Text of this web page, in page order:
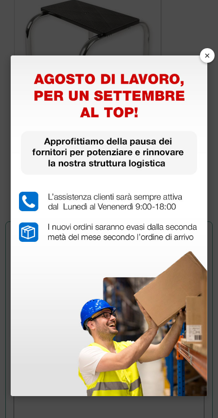
45,05 €
1 pz.
Hai ancora qualche dubbio? Vuoi ulteriori
Invia ora la tua domanda ai colleghi che hanno già
acquistato questo prodotto.
×